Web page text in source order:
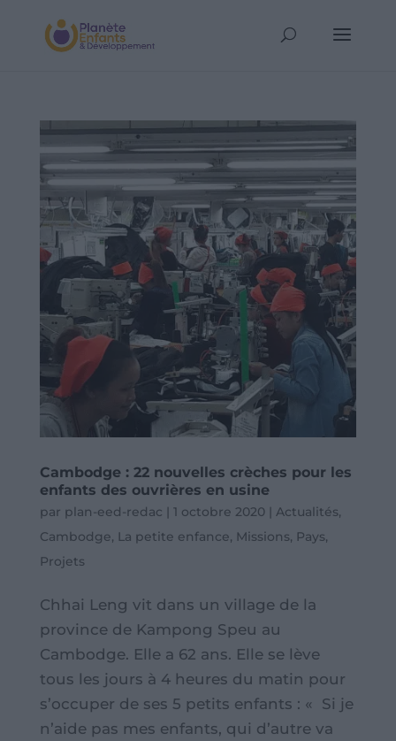
Cambodge : 22 nouvelles crèches pour les
enfants des ouvrières en usine
par plan-eed-redac 1 octobre 2020| Actualités,
Cambodge, La petite enfance, Missions, Pays,
Projets
Chhai Leng vit dans un village de la
province de Kampong Speu au
Cambodge. Elle a 62 ans. Elle se lève
tous les jours à 4 heures du matin pour
s’occuper de ses 5 petits enfants : « Si je
n’aide pas mes enfants, qui d’autre va